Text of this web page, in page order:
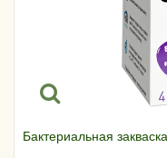
Бактериальная